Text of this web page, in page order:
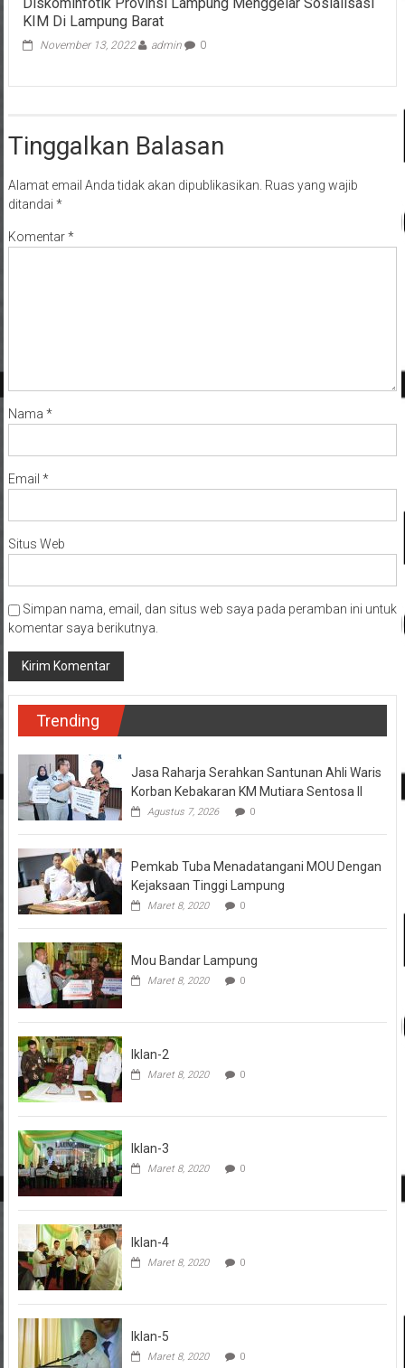
KIM Di Lampung Barat
November 13, 2022 admin 0
Tinggalkan Balasan
Alamat email Anda tidak akan dipublikasikan. Ruas yang wajib
ditandai *
Komentar*
Nama *
Email *
Situs Web
Simpan nama, email, dan situs web saya pada peramban ini untuk
komentar saya berikutnya.
Trending
Jasa Raharja Serahkan Santunan Ahli Waris
Korban Kebakaran KM Mutiara Sentosa II
Agustus 7, 2026 0
Pemkab Tuba Menadatangani MOU Dengan
Kejaksaan Tinggi Lampung
Maret 8, 2020 0
Mou Bandar Lampung
Maret 8, 2020 0
Iklan-2
Maret 8, 2020 0
Iklan-3
Maret 8, 2020 0
Iklan-4
Maret 8, 2020 0
Iklan-5
Maret 8, 2020 0